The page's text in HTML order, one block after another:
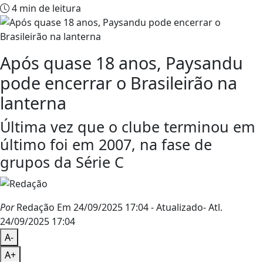
4 min de leitura
Após quase 18 anos, Paysandu
pode encerrar o Brasileirão na
lanterna
Última vez que o clube terminou em
último foi em 2007, na fase de
grupos da Série C
PorRedação Em 24/09/2025 17:04- Atualizado- Atl.
24/09/2025 17:04
A-
A+